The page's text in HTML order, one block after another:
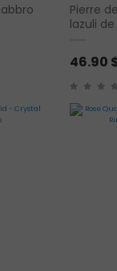
Pierre
lazuli
46.90